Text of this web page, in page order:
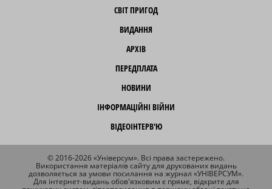
СВІТ ПРИГОД
ВИДАННЯ
АРХІВ
ПЕРЕДПЛАТА
НОВИНИ
ІНФОРМАЦІЙНІ ВІЙНИ
ВІДЕОІНТЕРВ'Ю
© 2016-2026 «Універсум». Всі права застережено.
Використання матеріалів сайту для друкованих видань
дозволяється за умови посилання на журнал «УНІВЕРСУМ».
Для інтернет-видань обов'язковим є пряме, відкрите для